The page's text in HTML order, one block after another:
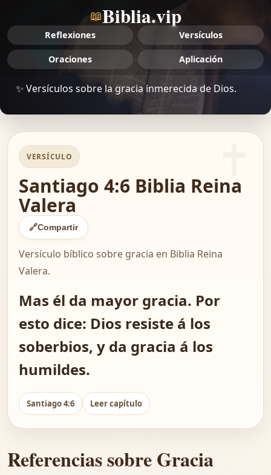
📖Biblia.vip
Reflexiones Versículos
Oraciones Aplicación
✨ Versículos sobre la gracia inmerecida de Dios.
VERSÍCULO
Santiago 4:6 Biblia Reina
Valera
🔗Compartir
Versículo bíblico sobre gracia en Biblia Reina
Valera.
Mas él da mayor gracia. Por
esto dice: Dios resiste á los
soberbios, y da gracia á los
humildes.
Santiago 4:6 Leer capítulo
Referencias sobre Gracia